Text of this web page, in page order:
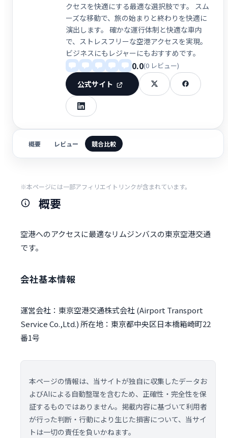
クセスを快適にする最適な選択肢です。 スム
ーズな移動で、旅の始まりと終わりを快適に
演出します。 確かな運行体制と快適な車内
で、ストレスフリーな空港アクセスを実現。
ビジネスにもレジャーにもおすすめです。
0.0(0 レビュー)
公式サイト
概要 レビュー 競合比較
※本ページには一部アフィリエイトリンクが含まれています。
概要
空港へのアクセスに最適なリムジンバスの東京空港交通
です。
会社基本情報
運営会社：東京空港交通株式会社 (Airport Transport
Service Co.,Ltd.) 所在地：東京都中央区日本橋箱崎町22
番1号
本ページの情報は、当サイトが独自に収集したデータお
よびAIによる自動整理を含むため、正確性・完全性を保
証するものではありません。掲載内容に基づいて利用者
が行った判断・行動により生じた損害について、当サイ
トは一切の責任を負いかねます。